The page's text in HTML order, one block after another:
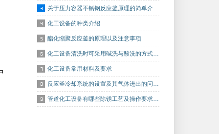
关于压力容器不锈钢反应釜原理的简单介…
化工设备的种类介绍
酯化缩聚反应釜的原理以及注意事项
化工设备清洗时可采用碱洗与酸洗的方式…
化工设备常用材料及要求
反应釜冷却系统的设置及其气体进出的问…
管道化工设备有哪些除锈工艺及操作要求…